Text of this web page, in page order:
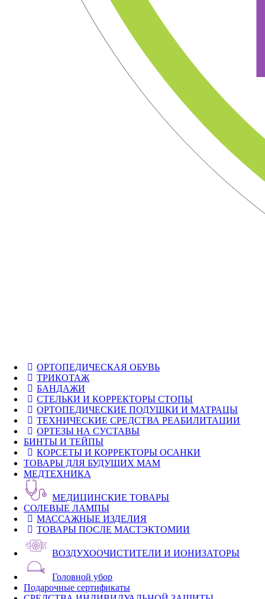
ОРТОПЕДИЧЕСКАЯ ОБУВЬ
ТРИКОТАЖ
БАНДАЖИ
СТЕЛЬКИ И КОРРЕКТОРЫ СТОПЫ
ОРТОПЕДИЧЕСКИЕ ПОДУШКИ И МАТРАЦЫ
ТЕХНИЧЕСКИЕ СРЕДСТВА РЕАБИЛИТАЦИИ
ОРТЕЗЫ НА СУСТАВЫ
БИНТЫ И ТЕЙПЫ
КОРСЕТЫ И КОРРЕКТОРЫ ОСАНКИ
ТОВАРЫ ДЛЯ БУДУЩИХ МАМ
МЕДТЕХНИКА
МЕДИЦИНСКИЕ ТОВАРЫ
СОЛЕВЫЕ ЛАМПЫ
МАССАЖНЫЕ ИЗДЕЛИЯ
ТОВАРЫ ПОСЛЕ МАСТЭКТОМИИ
ВОЗДУХООЧИСТИТЕЛИ И ИОНИЗАТОРЫ
Головной убор
Подарочные сертификаты